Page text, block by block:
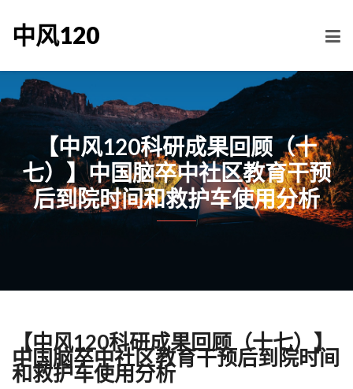
中风120
【中风120科研成果回顾（十
七）】中国脑卒中社区教育干预
后到院时间和救护车使用分析
【中风120科研成果回顾（十七）】
中国脑卒中社区教育干预后到院时间
和救护车使用分析